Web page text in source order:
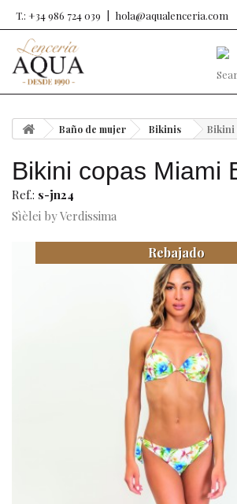
T.: +34 986 724 039 hola@aqualenceria.com
Sujetadores
Baño de mujer
Ropa y complementos
Lencería
Prendas moldeadoras
Hombre
Baño de mujer Bikinis Bikini
Bikini copas Miami
Ref.: s-jn24
Sìèlei by Verdissima
Rebajado